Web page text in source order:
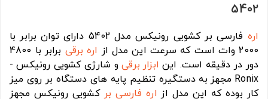
5402
اره
فارسی بر کشویی رونیکس مدل 5402 دارای توان برابر با
2000 وات است که سرعت این مدل از
اره برقی
برابر با 4800
دور در دقیقه است. این ابزار برقیو شارژی کشویی رونیکس -
Ronix مجهز به دستگیره تنظیم پایه های دستگاه بر روی میز
کار بوده که این مدل از اره فارسی بر کشویی رونیکس مجهز